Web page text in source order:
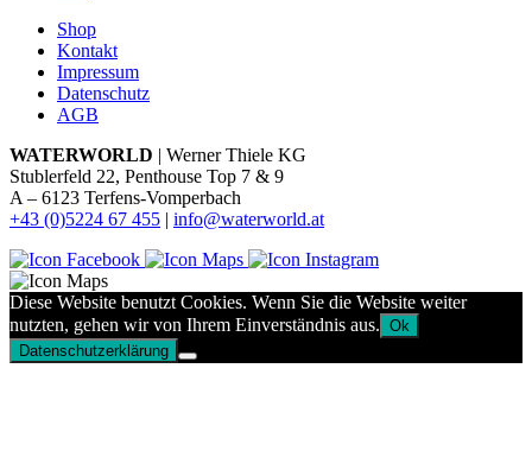
Shop
Kontakt
Impressum
Datenschutz
AGB
WATERWORLD | Werner Thiele KG
Stublerfeld 22, Penthouse Top 7 & 9
A – 6123 Terfens-Vomperbach
+43 (0)5224 67 455 | info@waterworld.at
Diese Website benutzt Cookies. Wenn Sie die Website weiter
nutzten, gehen wir von Ihrem Einverständnis aus. Ok
Datenschutzerklärung